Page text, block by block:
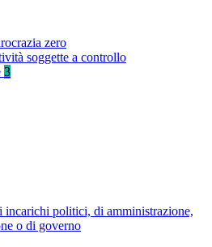
zero
soggette a controllo
3
incarichi politici, di amministrazione,
o di governo